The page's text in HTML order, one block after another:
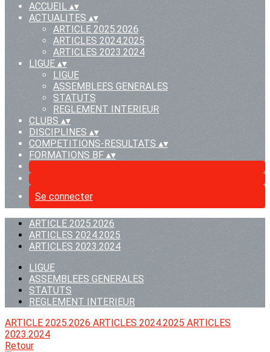
ACCUEIL ▴▾
ACTUALITES ▴▾
ARTICLE 2025.2026
ARTICLES 2024.2025
ARTICLES 2023.2024
LIGUE ▴▾
LIGUE
ASSEMBLEES GENERALES
STATUTS
REGLEMENT INTERIEUR
CLUBS ▴▾
DISCIPLINES ▴▾
COMPETITIONS-RESULTATS ▴▾
FORMATIONS BF ▴▾
Se connecter
ARTICLE 2025.2026
ARTICLES 2024.2025
ARTICLES 2023.2024
LIGUE
ASSEMBLEES GENERALES
STATUTS
REGLEMENT INTERIEUR
ARTICLE 2025.2026 ARTICLES 2024.2025 ARTICLES
2023.2024
Retour